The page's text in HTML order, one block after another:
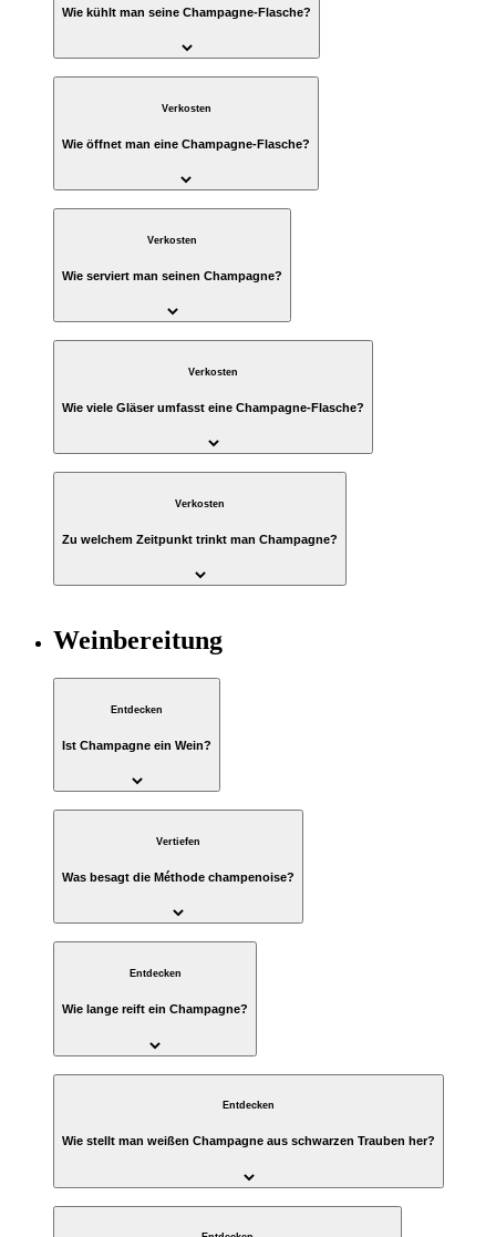
Wie kühlt man seine Champagne-Flasche?
Verkosten
Wie öffnet man eine Champagne-Flasche?
Verkosten
Wie serviert man seinen Champagne?
Verkosten
Wie viele Gläser umfasst eine Champagne-Flasche?
Verkosten
Zu welchem Zeitpunkt trinkt man Champagne?
Weinbereitung
Entdecken
Ist Champagne ein Wein?
Vertiefen
Was besagt die Méthode champenoise?
Entdecken
Wie lange reift ein Champagne?
Entdecken
Wie stellt man weißen Champagne aus schwarzen Trauben her?